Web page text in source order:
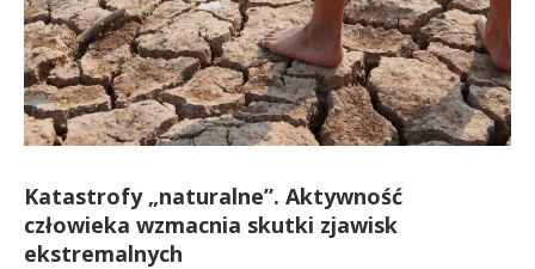
Katastrofy „naturalne”. Aktywność
człowieka wzmacnia skutki zjawisk
ekstremalnych